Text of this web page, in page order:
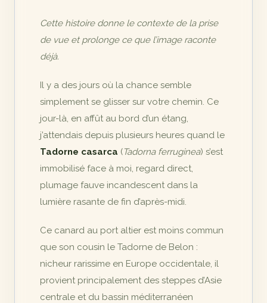
Cette histoire donne le contexte de la prise
de vue et prolonge ce que l’image raconte
déjà.
Il y a des jours où la chance semble
simplement se glisser sur votre chemin. Ce
jour-là, en affût au bord d’un étang,
j’attendais depuis plusieurs heures quand le
Tadorne casarca (Tadorna ferruginea) s’est
immobilisé face à moi, regard direct,
plumage fauve incandescent dans la
lumière rasante de fin d’après-midi.
Ce canard au port altier est moins commun
que son cousin le Tadorne de Belon :
nicheur rarissime en Europe occidentale, il
provient principalement des steppes d’Asie
centrale et du bassin méditerranéen